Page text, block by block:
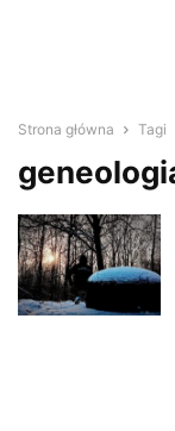
Strona główna Tagi